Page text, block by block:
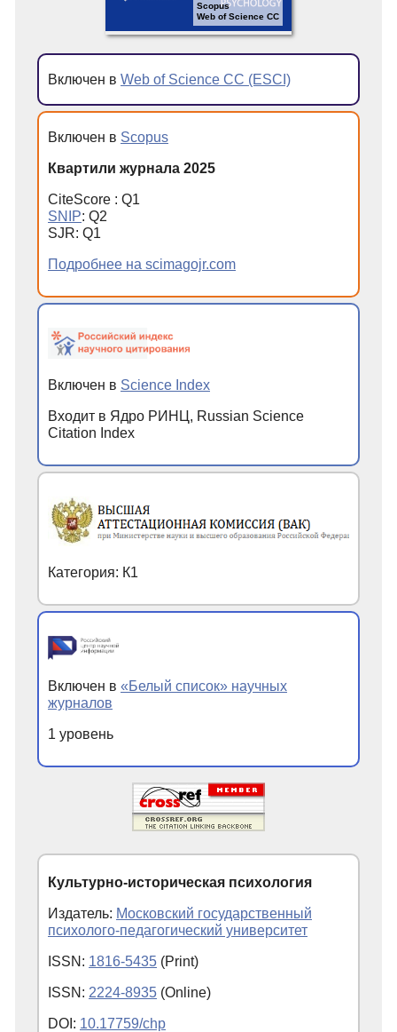
Scopus
Web of Science CC
Включен в Web of Science CC (ESCI)
Включен в Scopus
Квартили журнала 2025
CiteScore : Q1
SNIP: Q2
SJR: Q1
Подробнее на scimagojr.com
Включен в Science Index
Входит в Ядро РИНЦ, Russian Science
Citation Index
Категория: К1
Включен в «Белый список» научных
журналов
1 уровень
Культурно-историческая психология
Издатель: Московский государственный
психолого-педагогический университет
ISSN: 1816-5435 (Print)
ISSN: 2224-8935 (Online)
DOI: 10.17759/chp